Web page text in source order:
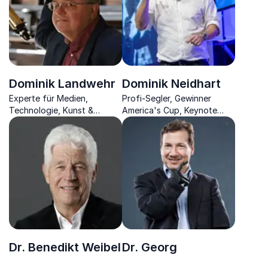
Dominik Landwehr
Experte für Medien,
Technologie, Kunst &
Gesellschaft vermittelt die
Zusammenhänge aktueller
Innovationen mit ihren
Auswirkungen
Dominik Neidhart
Profi-Segler, Gewinner
America's Cup, Keynote
Speaker, Coach
Dr. Benedikt WeibelDr. Georg